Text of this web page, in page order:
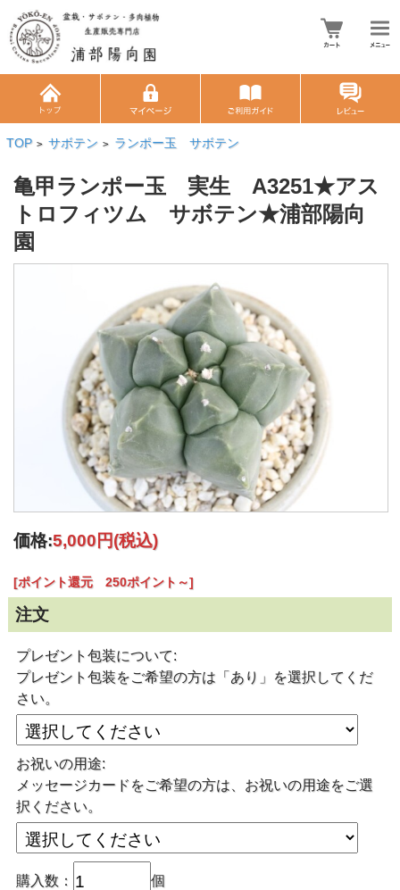
TOP > サボテン > ランポー玉 サボテン
亀甲ランポー玉 実生 A3251★アス
トロフィツム サボテン★浦部陽向
園
価格:5,000円(税込)
[ポイント還元 250ポイント～]
注文
プレゼント包装について:
プレゼント包装をご希望の方は「あり」を選択してくだ
さい。
お祝いの用途:
メッセージカードをご希望の方は、お祝いの用途をご選
択ください。
購入数： 個